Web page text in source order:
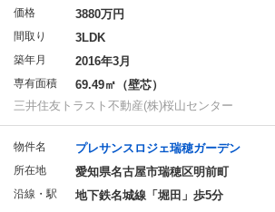
価格 3880万円
間取り 3LDK
築年月 2016年3月
専有面積
69.49㎡（壁芯）
三井住友トラスト不動産(株)桜山センター
物件名 プレサンスロジェ瑞穂ガーデン
所在地 愛知県名古屋市瑞穂区明前町
沿線・駅 地下鉄名城線「堀田」歩5分